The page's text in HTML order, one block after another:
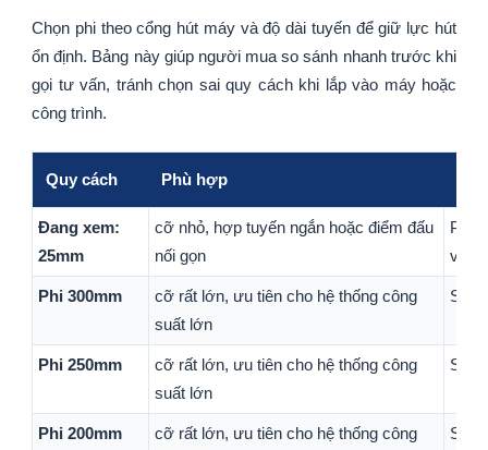
Chọn phi theo cổng hút máy và độ dài tuyến để giữ lực hút
ổn định. Bảng này giúp người mua so sánh nhanh trước khi
gọi tư vấn, tránh chọn sai quy cách khi lắp vào máy hoặc
công trình.
Quy cách Phù hợp
Đang xem:
25mm
cỡ nhỏ, hợp tuyến ngắn hoặc điểm đấu
nối gọn
Phù
với
Phi 300mm
cỡ rất lớn, ưu tiên cho hệ thống công
suất lớn
Sản
Phi 250mm
cỡ rất lớn, ưu tiên cho hệ thống công
suất lớn
Sản
Phi 200mm
cỡ rất lớn, ưu tiên cho hệ thống công
Sản